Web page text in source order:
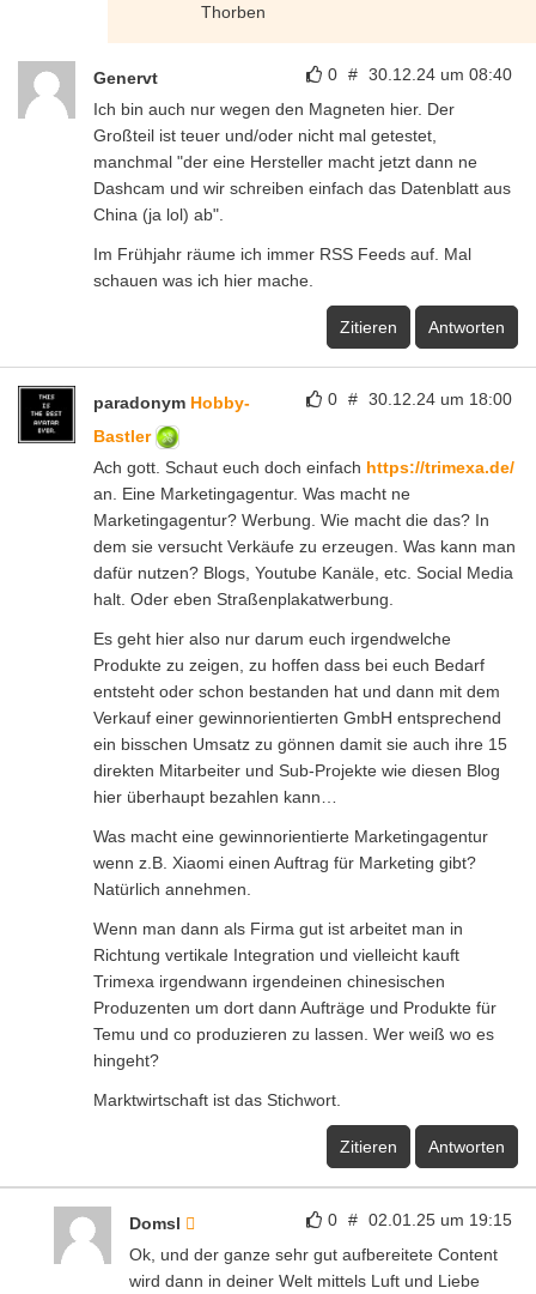
Thorben
0 # 30.12.24 um 08:40
Genervt
Ich bin auch nur wegen den Magneten hier. Der
Großteil ist teuer und/oder nicht mal getestet,
manchmal "der eine Hersteller macht jetzt dann ne
Dashcam und wir schreiben einfach das Datenblatt aus
China (ja lol) ab".
Im Frühjahr räume ich immer RSS Feeds auf. Mal
schauen was ich hier mache.
Zitieren Antworten
0 # 30.12.24 um 18:00
paradonym Hobby-
Bastler
Ach gott. Schaut euch doch einfach https://trimexa.de/
an. Eine Marketingagentur. Was macht ne
Marketingagentur? Werbung. Wie macht die das? In
dem sie versucht Verkäufe zu erzeugen. Was kann man
dafür nutzen? Blogs, Youtube Kanäle, etc. Social Media
halt. Oder eben Straßenplakatwerbung.
Es geht hier also nur darum euch irgendwelche
Produkte zu zeigen, zu hoffen dass bei euch Bedarf
entsteht oder schon bestanden hat und dann mit dem
Verkauf einer gewinnorientierten GmbH entsprechend
ein bisschen Umsatz zu gönnen damit sie auch ihre 15
direkten Mitarbeiter und Sub-Projekte wie diesen Blog
hier überhaupt bezahlen kann…
Was macht eine gewinnorientierte Marketingagentur
wenn z.B. Xiaomi einen Auftrag für Marketing gibt?
Natürlich annehmen.
Wenn man dann als Firma gut ist arbeitet man in
Richtung vertikale Integration und vielleicht kauft
Trimexa irgendwann irgendeinen chinesischen
Produzenten um dort dann Aufträge und Produkte für
Temu und co produzieren zu lassen. Wer weiß wo es
hingeht?
Marktwirtschaft ist das Stichwort.
Zitieren Antworten
0 # 02.01.25 um 19:15
Domsl
Ok, und der ganze sehr gut aufbereitete Content
wird dann in deiner Welt mittels Luft und Liebe